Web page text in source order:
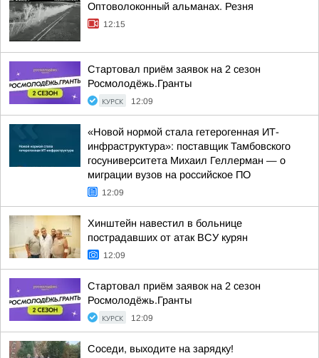
Оптоволоконный альманах. Резня
12:15
Стартовал приём заявок на 2 сезон
Росмолодёжь.Гранты
КУРСК 12:09
«Новой нормой стала гетерогенная ИТ-
инфраструктура»: поставщик Тамбовского
госуниверситета Михаил Геллерман — о
миграции вузов на российское ПО
12:09
Хинштейн навестил в больнице
пострадавших от атак ВСУ курян
12:09
Стартовал приём заявок на 2 сезон
Росмолодёжь.Гранты
КУРСК 12:09
Соседи, выходите на зарядку!